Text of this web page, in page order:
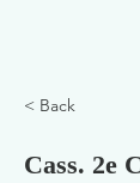
< Back
Cass. 2e